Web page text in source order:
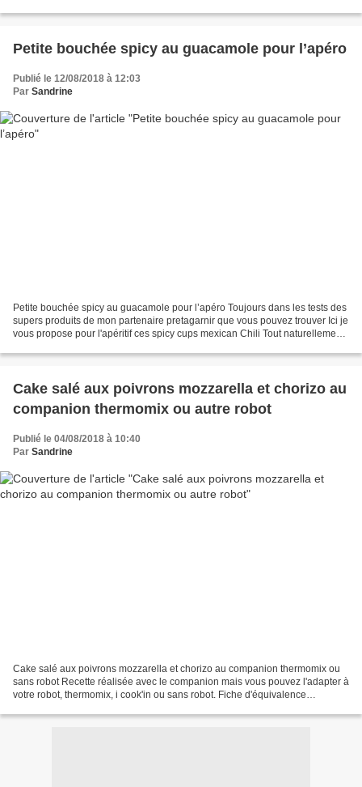
Petite bouchée spicy au guacamole pour l’apéro
Publié le 12/08/2018 à 12:03
Par Sandrine
Petite bouchée spicy au guacamole pour l’apéro Toujours dans les tests des
supers produits de mon partenaire pretagarnir que vous pouvez trouver Ici je
vous propose pour l'apéritif ces spicy cups mexican Chili Tout naturellement
Cake salé aux poivrons mozzarella et chorizo au
companion thermomix ou autre robot
Publié le 04/08/2018 à 10:40
Par Sandrine
Cake salé aux poivrons mozzarella et chorizo au companion thermomix ou
sans robot Recette réalisée avec le companion mais vous pouvez l'adapter à
votre robot, thermomix, i cook'in ou sans robot. Fiche d'équivalence